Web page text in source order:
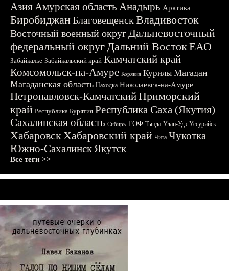
АзияАмурская область Анадырь Арктика
БиробиджанБлаговещенскВладивосток
Восточный военный округДальневосточный
федеральный округДальний ВостокЕАО
Забайкалье Забайкальский край Камчатский край
Комсомольск-на-Амуре Корякия Курилы Магадан
Магаданская область Находка Николаевск-на-Амуре
Петропавловск-КамчатскийПриморский
край Республика Бурятия Республика Саха (Якутия)
Сахалинская область Сибирь ТОФ Тында Улан-Удэ Уссурийск
ХабаровскХабаровский край Чита Чукотка
Южно-СахалинскЯкутск
Все теги >>